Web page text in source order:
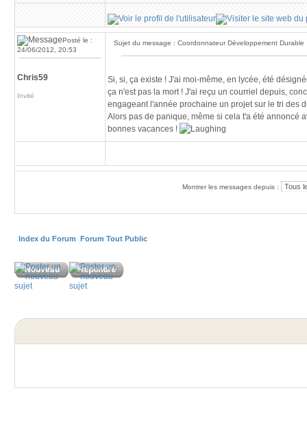
Posté le :
24/06/2012, 20:53
Chris59
Invité
Sujet du message : Coordonnateur Développement Durable
Si, si, ça existe ! J'ai moi-même, en lycée, été
ça n'est pas la mort ! J'ai reçu un courriel depuis,
engageant l'année prochaine un projet sur le tri des
Alors pas de panique, même si cela t'a été annoncé
bonnes vacances !
Montrer les messages depuis :
Index du Forum Forum Tout Public